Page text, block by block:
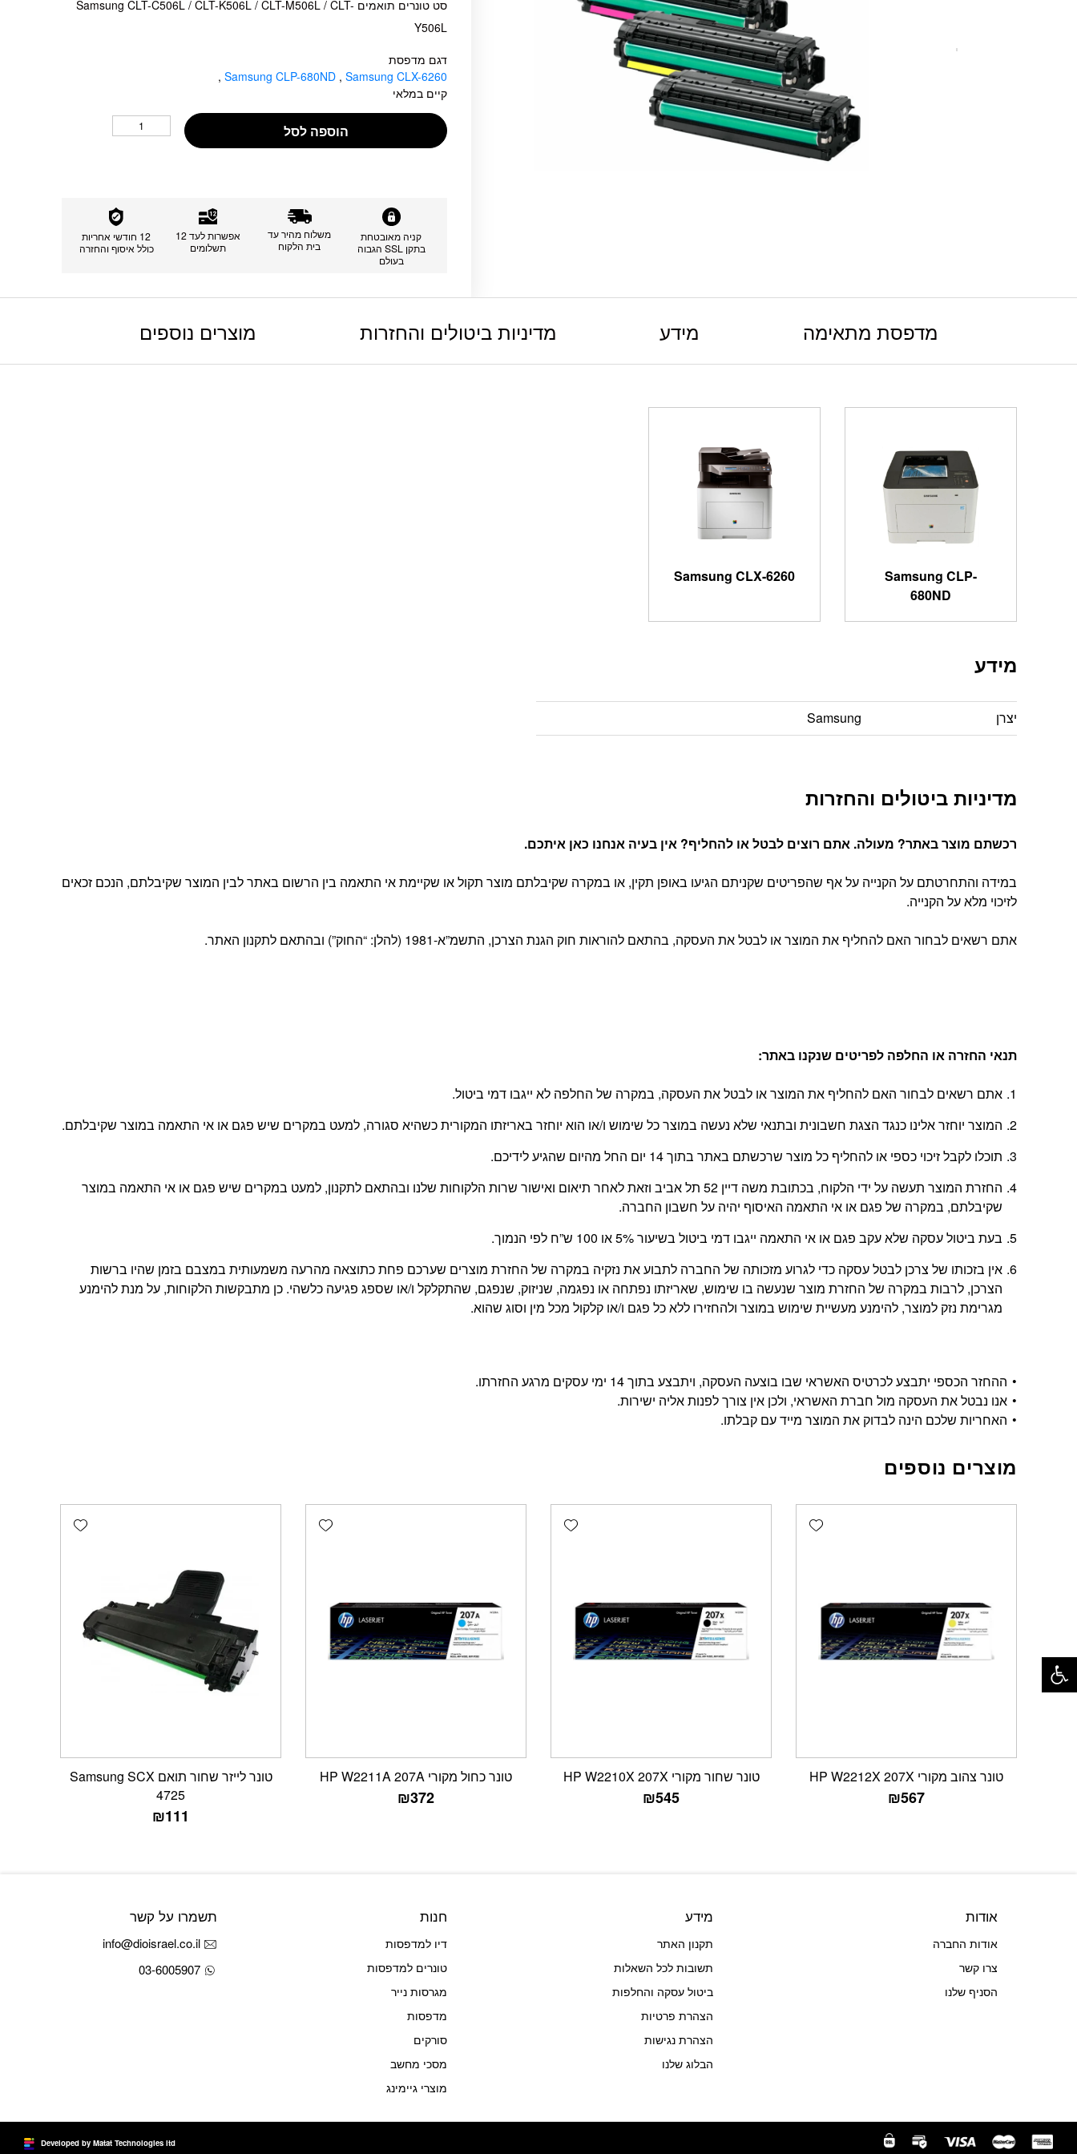
סט טונרים תואמים Samsung CLT-C506L / CLT-K506L / CLT-M506L / CLT-
Y506L
דגם מדפסת
Samsung CLP-680ND ,Samsung CLX-6260
,
קיים במלאי
הוספה לסל
קניה מאובטחת
בתקן SSL הגבוה
בעולם
משלוח מהיר עד
בית הלקוח
אפשרות לעד 12
תשלומים
12 חודשי אחריות
כולל איסוף והחזרה
מדפסת מתאימה מידע מדיניות ביטולים והחזרות מוצרים נוספים
Samsung CLP-
680ND
Samsung CLX-6260
מידע
יצרן Samsung
מדיניות ביטולים והחזרות
רכשתם מוצר באתר? מעולה. אתם רוצים לבטל או להחליף? אין בעיה אנחנו כאן איתכם.
במידה והתחרטתם על הקנייה על אף שהפריטים שקניתם הגיעו באופן תקין, או במקרה שקיבלתם מוצר תקול או שקיימת אי התאמה בין הרשום באתר לבין המוצר שקיבלתם, הנכם זכאים
לזיכוי מלא על הקנייה.
אתם רשאים לבחור האם להחליף את המוצר או לבטל את העסקה, בהתאם להוראות חוק הגנת הצרכן, התשמ”א-1981 (להלן: “החוק”) ובהתאם לתקנון האתר.
תנאי החזרה או החלפה לפריטים שנקנו באתר:
אתם רשאים לבחור האם להחליף את המוצר או לבטל את העסקה, במקרה של החלפה לא ייגבו דמי ביטול.
המוצר יוחזר אלינו כנגד הצגת חשבונית ובתנאי שלא נעשה במוצר כל שימוש ו/או הוא יוחזר באריזתו המקורית כשהיא סגורה, למעט במקרים שיש פגם או אי התאמה במוצר שקיבלתם.
תוכלו לקבל זיכוי כספי או להחליף כל מוצר שרכשתם באתר בתוך 14 יום החל מהיום שהגיע לידיכם.
החזרת המוצר תעשה על ידי הלקוח, בכתובת משה דיין 52 תל אביב וזאת לאחר תיאום ואישור שרות הלקוחות שלנו ובהתאם לתקנון, למעט במקרים שיש פגם או אי התאמה במוצר
שקיבלתם, במקרה של פגם או אי התאמה האיסוף יהיה על חשבון החברה.
בעת ביטול עסקה שלא עקב פגם או אי התאמה ייגבו דמי ביטול בשיעור 5% או 100 ש”ח לפי הנמוך.
אין בזכותו של צרכן לבטל עסקה כדי לגרוע מזכותה של החברה לתבוע את נזקיה במקרה של החזרת מוצרים שערכם פחת כתוצאה מהרעה משמעותית במצבם בזמן שהיו ברשות
הצרכן, לרבות במקרה של החזרת מוצר שנעשה בו שימוש, שאריזתו נפתחה או נפגמה, שניזוק, שנפגם, שהתקלקל ו/או שספג פגיעה כלשהי. כן מתבקשות הלקוחות, על מנת להימנע
מגרימת נזק למוצר, להימנע מעשיית שימוש במוצר ולהחזירו ללא כל פגם ו/או קלקול מכל מין וסוג שהוא.
ההחזר הכספי יתבצע לכרטיס האשראי שבו בוצעה העסקה, ויתבצע בתוך 14 ימי עסקים מרגע החזרתו.
אנו נבטל את העסקה מול חברת האשראי, ולכן אין צורך לפנות אליה ישירות.
האחריות שלכם הינה לבדוק את המוצר מייד עם קבלתו.
מוצרים נוספים
Add wishlist
טונר צהוב מקורי HP W2212X 207X
₪567
Add wishlist
טונר שחור מקורי HP W2210X 207X
₪545
Add wishlist
טונר כחול מקורי HP W2211A 207A
₪372
Add wishlist
טונר לייזר שחור תואם Samsung SCX
4725
₪111
אודות
אודות החברה
צרו קשר
הסניף שלנו
מידע
תקנון האתר
תשובות לכל השאלות
ביטול עסקה והחלפות
הצהרת פרטיות
הצהרת נגישות
הבלוג שלנו
חנות
דיו למדפסות
טונרים למדפסות
מגרסות נייר
מדפסות
סורקים
מסכי מחשב
מוצרי גיימינג
תשמרו על קשר
info@dioisrael.co.il
03-6005907
Developed by Matat Technologies ltd
פתח סרגל נגישות